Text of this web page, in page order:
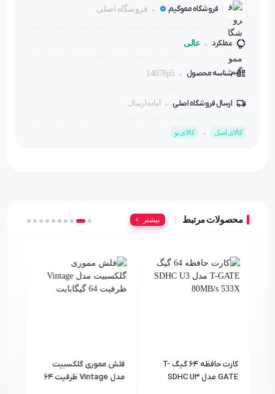
فروشگاه مموگیم فروشگاه اصلی
عملکرد عالی
شناسه محصول 14078p5
ارسال فروشگاه اصلی آماده ارسال
کالای اصل کالای نو
محصولات مرتبط بیشتر
کارت حافظه 64 گیگ T-
GATE مدل SDHC U3
فلش مموری گلکسبیت
مدل Vintage ظرفیت 64